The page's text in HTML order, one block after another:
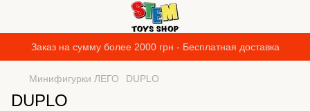
Заказ на сумму более 2000 грн - Бесплатная доставка
Минифигурки ЛЕГО DUPLO
DUPLO